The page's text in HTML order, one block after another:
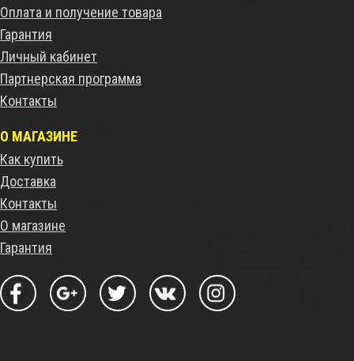
Оплата и получение товара
Гарантия
Личный кабинет
Партнерская программа
Контакты
О МАГАЗИНЕ
Как купить
Доставка
Контакты
О магазине
Гарантия